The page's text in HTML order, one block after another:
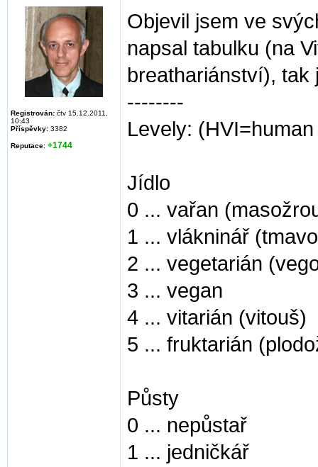
Registrován: čtv 15.12.2011,
10:43
Příspěvky: 3382
Reputace: +1744
Objevil jsem ve
napsal tabulku (na
breathariánství),
--------
Levely:
Jídlo
0 ... vařan
1 ... vlákninář
2 ... vegetarián
3 ... vegan
4 ... vitarián (vitouš)
5 ... fruktarián
Půsty
0 ... nepůstař
1 ... jedničkář